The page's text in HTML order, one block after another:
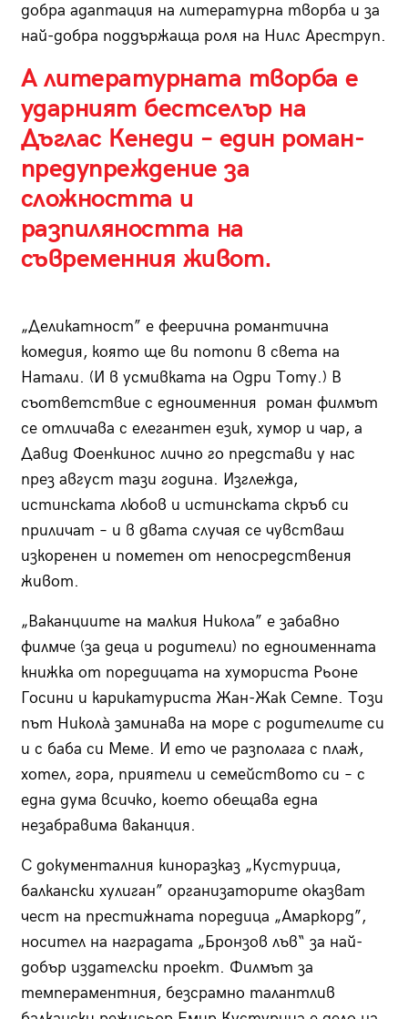
добра адаптация на литературна творба и за
най-добра поддържаща роля на Нилс Ареструп.
А литературната творба е
ударният бестселър на
Дъглас Кенеди – един роман-
предупреждение за
сложността и
разпиляността на
съвременния живот.
„Деликатност” е феерична романтична
комедия, която ще ви потопи в света на
Натали. (И в усмивката на Одри Тоту.) В
съответствие с едноименния роман филмът
се отличава с елегантен език, хумор и чар, а
Давид Фоенкинос лично го представи у нас
през август тази година. Изглежда,
истинската любов и истинската скръб си
приличат – и в двата случая се чувстваш
изкоренен и пометен от непосредствения
живот.
„Ваканциите на малкия Никола” е забавно
филмче (за деца и родители) по едноименната
книжка от поредицата на хумориста Рьоне
Госини и карикатуриста Жан-Жак Семпе. Този
път Николà заминава на море с родителите си
и с баба си Меме. И ето че разполага с плаж,
хотел, гора, приятели и семейството си – с
една дума всичко, което обещава една
незабравима ваканция.
С документалния киноразказ „Кустурица,
балкански хулиган” организаторите оказват
чест на престижната поредица „Амаркорд”,
носител на наградата „Бронзов лъв“ за най-
добър издателски проект. Филмът за
темпераментния, безсрамно талантлив